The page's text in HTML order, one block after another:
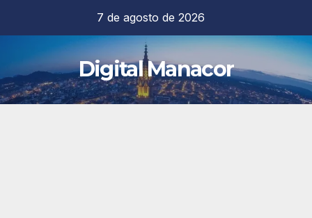
contenido
7 de agosto de 2026
Digital Manacor